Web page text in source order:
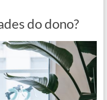
do dono?